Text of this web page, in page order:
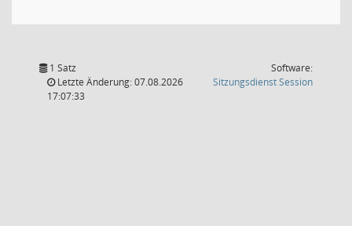
1 Satz
Letzte Änderung: 07.08.2026
17:07:33
Software:
SitzungsdienstSession(Wird in